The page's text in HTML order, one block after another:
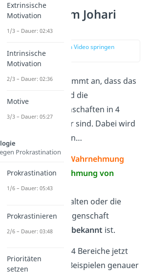
Die 4 Felder im Johari
zur Stelle im Video springen
(02:07)
Johari Fenster nimmt an, dass das
eigene Verhalten und die
Persönlichkeitseigenschaften in 4
unterteilbar sind. Dabei wird
jeweils unterschieden…
deine Wahrnehmung
oder dieWahrnehmung von
anderengeht
und ob das Verhalten oder die
Persönlichkeitseigenschaft
bekanntoder unbekannt ist.
Schauen wir uns die 4 Bereiche jetzt
einmal anhand von Beispielen genauer
Extrinsische
Motivation
1/3 – Dauer: 02:43
Intrinsische
Motivation
2/3 – Dauer: 02:36
Motive
3/3 – Dauer: 05:27
Prokrastination
Prokrastination
1/6 – Dauer: 05:43
Prokrastinieren
2/6 – Dauer: 03:48
Prioritäten
setzen